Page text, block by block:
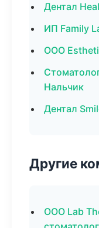
Дентал
ИП Family
ООО
Нальчик
Дентал
Другие
ООО Lab